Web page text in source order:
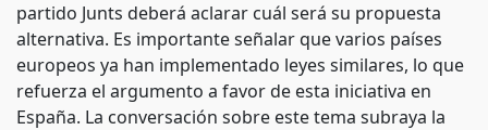
partido Junts deberá aclarar cuál será su propuesta
alternativa. Es importante señalar que varios países
europeos ya han implementado leyes similares, lo que
refuerza el argumento a favor de esta iniciativa en
España. La conversación sobre este tema subraya la